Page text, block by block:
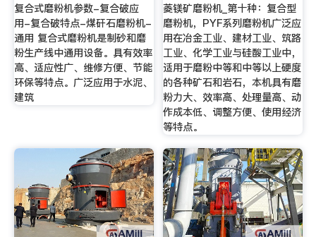
复合式磨粉机参数-复合破应
用-复合破特点-煤矸石磨粉机-
通用 复合式磨粉机是制砂和磨
粉生产线中通用设备。具有效率
高、适应性广、维修方便、节能
环保等特点。广泛应用于水泥、
建筑
菱镁矿磨粉机_第十种：复合型
磨粉机，PYF系列磨粉机广泛应
用在冶金工业、建材工业、筑路
工业、化学工业与硅酸工业中，
适用于磨粉中等和中等以上硬度
的各种矿石和岩石，本机具有磨
粉力大、效率高、处理量高、动
作成本低、调整方便、使用经济
等特点。